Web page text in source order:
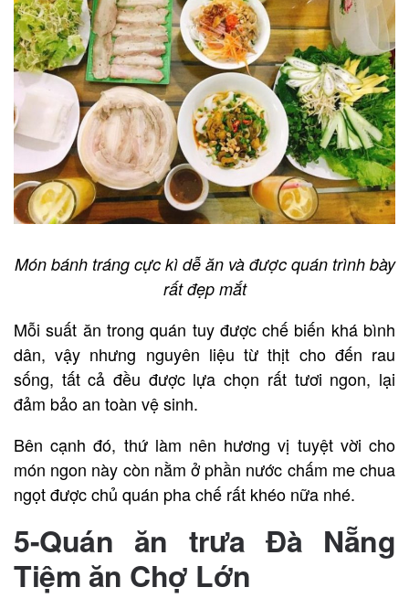
Món bánh tráng cực kì dễ ăn và được quán trình bày
rất đẹp mắt
Mỗi suất ăn trong quán tuy được chế biến khá bình
dân, vậy nhưng nguyên liệu từ thịt cho đến rau
sống, tất cả đều được lựa chọn rất tươi ngon, lại
đảm bảo an toàn vệ sinh.
Bên cạnh đó, thứ làm nên hương vị tuyệt vời cho
món ngon này còn nằm ở phần nước chấm me chua
ngọt được chủ quán pha chế rất khéo nữa nhé.
5-Quán ăn trưa Đà Nẵng
Tiệm ăn Chợ Lớn